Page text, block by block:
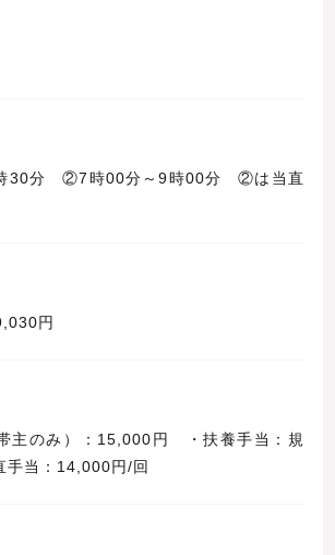
30分 ②7時00分～9時00分 ②は当直
円
主のみ）：15,000円 ・扶養手当：規
当：14,000円/回